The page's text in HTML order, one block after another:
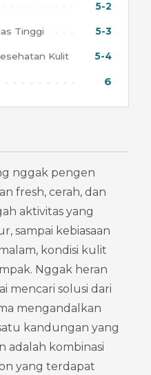
5-2
Tinggi 5-3
Kulit 5-4
6
nggak pengen
fresh, cerah, dan
aktivitas yang
sampai kebiasaan
kondisi kulit
Nggak heran
mencari solusi dari
mengandalkan
kandungan yang
adalah kombinasi
yang terdapat